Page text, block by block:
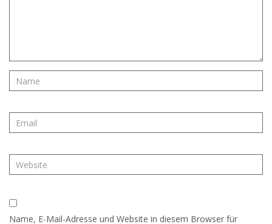
Name, E-Mail-Adresse und Website in diesem Browser für